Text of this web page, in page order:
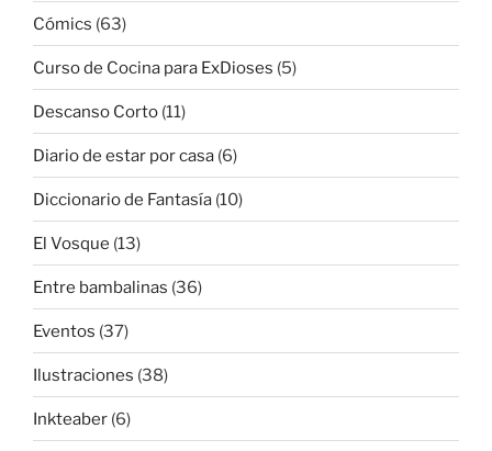
Cómics (63)
Curso de Cocina para ExDioses (5)
Descanso Corto (11)
Diario de estar por casa (6)
Diccionario de Fantasía (10)
El Vosque (13)
Entre bambalinas (36)
Eventos (37)
Ilustraciones (38)
Inkteaber (6)